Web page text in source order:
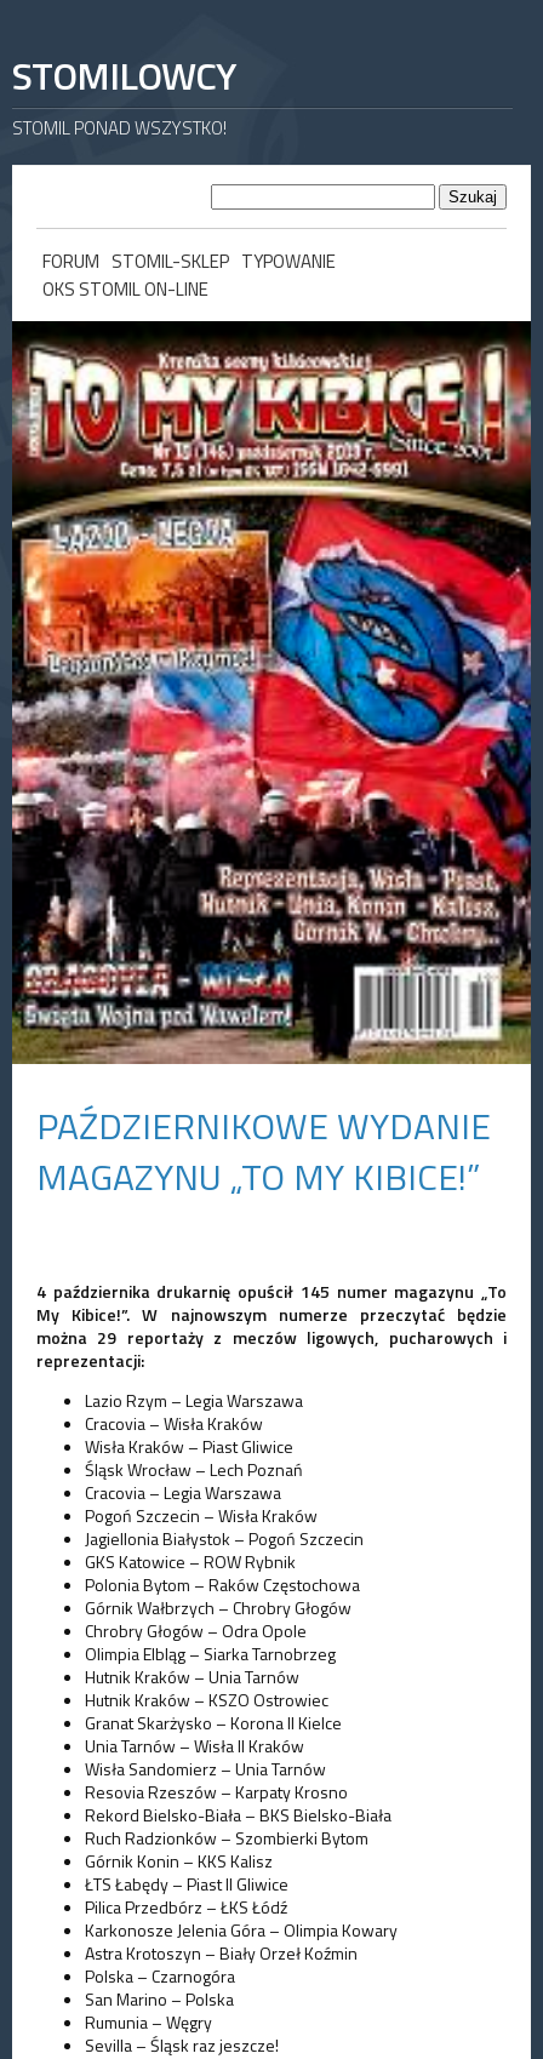
STOMILOWCY
STOMIL PONAD WSZYSTKO!
FORUM STOMIL-SKLEP TYPOWANIE
OKS STOMIL ON-LINE
PAŹDZIERNIKOWE WYDANIE
MAGAZYNU „TO MY KIBICE!”
4 października drukarnię opuścił 145 numer magazynu „To
My Kibice!”. W najnowszym numerze przeczytać będzie
można 29 reportaży z meczów ligowych, pucharowych i
reprezentacji:
Lazio Rzym – Legia Warszawa
Cracovia – Wisła Kraków
Wisła Kraków – Piast Gliwice
Śląsk Wrocław – Lech Poznań
Cracovia – Legia Warszawa
Pogoń Szczecin – Wisła Kraków
Jagiellonia Białystok – Pogoń Szczecin
GKS Katowice – ROW Rybnik
Polonia Bytom – Raków Częstochowa
Górnik Wałbrzych – Chrobry Głogów
Chrobry Głogów – Odra Opole
Olimpia Elbląg – Siarka Tarnobrzeg
Hutnik Kraków – Unia Tarnów
Hutnik Kraków – KSZO Ostrowiec
Granat Skarżysko – Korona II Kielce
Unia Tarnów – Wisła II Kraków
Wisła Sandomierz – Unia Tarnów
Resovia Rzeszów – Karpaty Krosno
Rekord Bielsko-Biała – BKS Bielsko-Biała
Ruch Radzionków – Szombierki Bytom
Górnik Konin – KKS Kalisz
ŁTS Łabędy – Piast II Gliwice
Pilica Przedbórz – ŁKS Łódź
Karkonosze Jelenia Góra – Olimpia Kowary
Astra Krotoszyn – Biały Orzeł Koźmin
Polska – Czarnogóra
San Marino – Polska
Rumunia – Węgry
Sevilla – Śląsk raz jeszcze!